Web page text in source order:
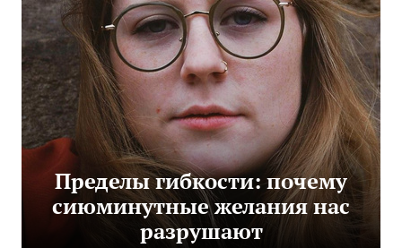
Пределы гибкости: почему
сиюминутные желания нас
разрушают